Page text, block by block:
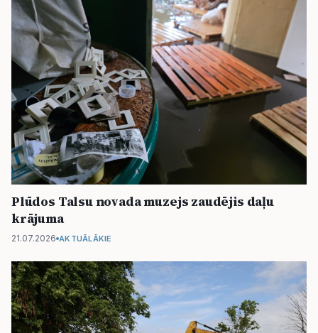
Plūdos Talsu novada muzejs zaudējis daļu
krājuma
21.07.2026 AKTUĀLĀKIE